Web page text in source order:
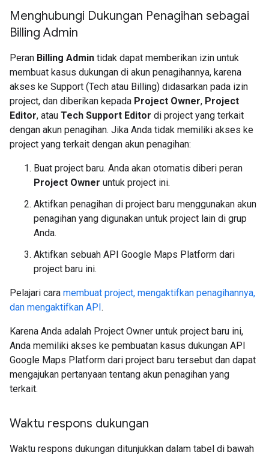
Menghubungi Dukungan Penagihan sebagai
Billing Admin
Peran Billing Admin tidak dapat memberikan izin untuk
membuat kasus dukungan di akun penagihannya, karena
akses ke Support (Tech atau Billing) didasarkan pada izin
project, dan diberikan kepada Project Owner, Project
Editor, atau Tech Support Editor di project yang terkait
dengan akun penagihan. Jika Anda tidak memiliki akses ke
project yang terkait dengan akun penagihan:
Buat project baru. Anda akan otomatis diberi peran
Project Owner untuk project ini.
Aktifkan penagihan di project baru menggunakan akun
penagihan yang digunakan untuk project lain di grup
Anda.
Aktifkan sebuah API Google Maps Platform dari
project baru ini.
Pelajari cara membuat project, mengaktifkan penagihannya,
dan mengaktifkan API.
Karena Anda adalah Project Owner untuk project baru ini,
Anda memiliki akses ke pembuatan kasus dukungan API
Google Maps Platform dari project baru tersebut dan dapat
mengajukan pertanyaan tentang akun penagihan yang
terkait.
Waktu respons dukungan
Waktu respons dukungan ditunjukkan dalam tabel di bawah